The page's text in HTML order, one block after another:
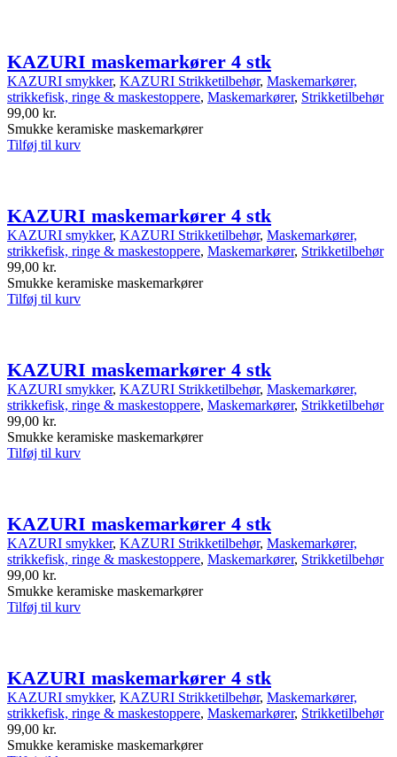
KAZURI maskemarkører 4 stk
KAZURI smykker, KAZURI Strikketilbehør, Maskemarkører,
strikkefisk, ringe & maskestoppere, Maskemarkører, Strikketilbehør
99,00 kr.
Smukke keramiske maskemarkører
Tilføj til kurv
KAZURI maskemarkører 4 stk
KAZURI smykker, KAZURI Strikketilbehør, Maskemarkører,
strikkefisk, ringe & maskestoppere, Maskemarkører, Strikketilbehør
99,00 kr.
Smukke keramiske maskemarkører
Tilføj til kurv
KAZURI maskemarkører 4 stk
KAZURI smykker, KAZURI Strikketilbehør, Maskemarkører,
strikkefisk, ringe & maskestoppere, Maskemarkører, Strikketilbehør
99,00 kr.
Smukke keramiske maskemarkører
Tilføj til kurv
KAZURI maskemarkører 4 stk
KAZURI smykker, KAZURI Strikketilbehør, Maskemarkører,
strikkefisk, ringe & maskestoppere, Maskemarkører, Strikketilbehør
99,00 kr.
Smukke keramiske maskemarkører
Tilføj til kurv
KAZURI maskemarkører 4 stk
KAZURI smykker, KAZURI Strikketilbehør, Maskemarkører,
strikkefisk, ringe & maskestoppere, Maskemarkører, Strikketilbehør
99,00 kr.
Smukke keramiske maskemarkører